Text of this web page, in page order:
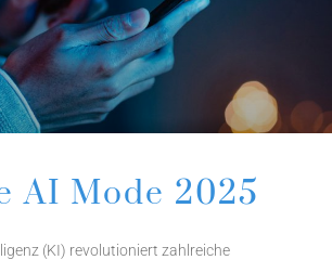
AI Mode 2025
(KI) revolutioniert zahlreiche